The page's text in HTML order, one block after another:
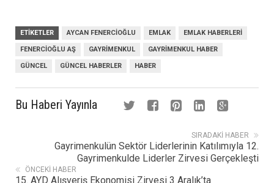
ETIKETLER AYCAN FENERCIOĞLU EMLAK EMLAK HABERLERI
FENERCIOĞLU AŞ GAYRIMENKUL GAYRIMENKUL HABER
GÜNCEL GÜNCEL HABERLER HABER
Bu Haberi Yayınla
SIRADAKI HABER
Gayrimenkulün Sektör Liderlerinin Katılımıyla 12.
Gayrimenkulde Liderler Zirvesi Gerçekleşti
ÖNCEKI HABER
15. AYD Alışveriş Ekonomisi Zirvesi 3 Aralık’ta